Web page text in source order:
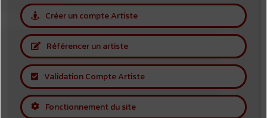
Créer un compte Artiste
Référencer un artiste
Validation Compte Artiste
Fonctionnement du site